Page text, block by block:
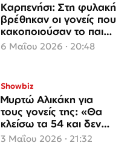
Καρπενήσι: Στη φυλακή
βρέθηκαν οι γονείς που
κακοποιούσαν το παιδί
τους από το 2022
6 Μαΐου 2026 · 20:48
Showbiz
Μυρτώ Αλικάκη για
τους γονείς της: «Θα
κλείσω τα 54 και δεν
έχω καταφέρει να τους
3 Μαΐου 2026 · 21:32